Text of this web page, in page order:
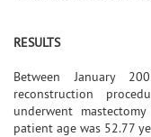
RESULTS
Between January
reconstruction
underwent
patient age was 52.77